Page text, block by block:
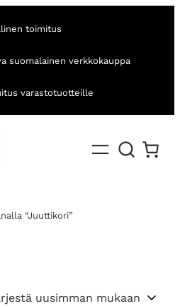
toimitus
suomalainen verkkokauppa
varastotuotteille
“Juuttikori”